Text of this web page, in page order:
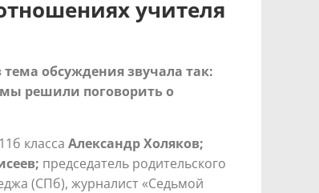
учителя
обсуждения звучала так:
решили поговорить о
класса Александр Холяков;
председатель родительского
(СПб), журналист «Седьмой